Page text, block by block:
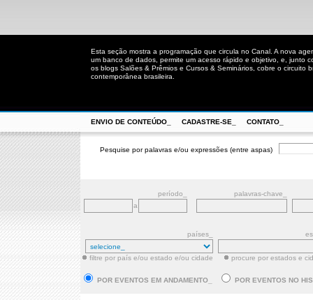
Esta seção mostra a programação que circula no Canal. A nova
um banco de dados, permite um acesso rápido e objetivo, e, junto
os blogs Salões & Prêmios e Cursos & Seminários, cobre o circuito
contemporânea brasileira.
ENVIO DE CONTEÚDO_ CADASTRE-SE_ CONTATO_
Pesquise por palavras e/ou expressões (entre aspas)
período_
palavras-chave_
a
países_
filtre por país e/ou estado e/ou cidade procure por estados e
POR EVENTOS EM ANDAMENTO_ POR EVENTOS NO